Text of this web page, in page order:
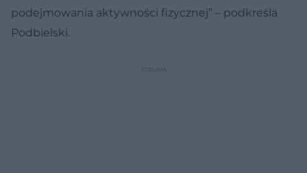
podejmowania aktywności fizycznej” – podkreśla
Podbielski.